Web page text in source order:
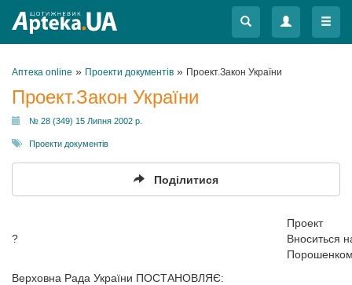
Меню
Меню
Аптека online » Проекти документів » Проект.Закон України
Проект.Закон України
№ 28 (349) 15 Липня 2002 р.
Проекти документів
Поділитися
?
Проект
Вноситься
Верховна Рада України ПОСТАНОВЛЯЄ: